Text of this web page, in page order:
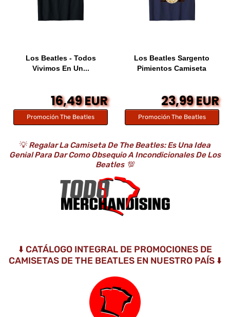
Los Beatles - Todos
Vivimos En Un...
16,49 EUR
Promoción The Beatles
Los Beatles Sargento
Pimientos Camiseta
23,99 EUR
Promoción The Beatles
💡 Regalar La Camiseta De The Beatles: Es Una Idea
Genial Para Dar Como Obsequio A Incondicionales De Los
Beatles 💯
⬇️ CATÁLOGO INTEGRAL DE PROMOCIONES DE
CAMISETAS DE THE BEATLES EN NUESTRO PAÍS ⬇️